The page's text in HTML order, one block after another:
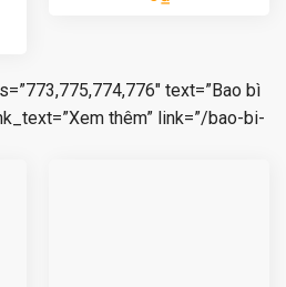
text=”Bao bì
thêm” link=”/bao-bi-